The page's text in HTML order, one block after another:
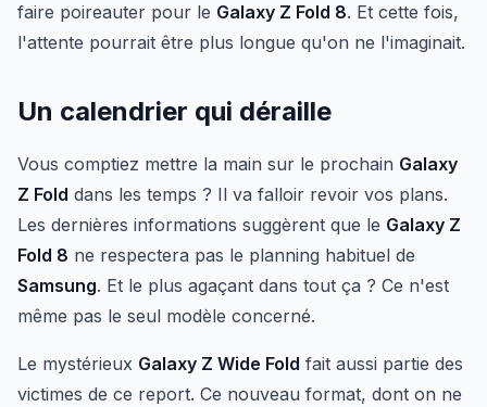
faire poireauter pour le Galaxy Z Fold 8. Et cette fois,
l'attente pourrait être plus longue qu'on ne l'imaginait.
Un calendrier qui déraille
Vous comptiez mettre la main sur le prochain Galaxy
Z Fold dans les temps ? Il va falloir revoir vos plans.
Les dernières informations suggèrent que le Galaxy Z
Fold 8 ne respectera pas le planning habituel de
Samsung. Et le plus agaçant dans tout ça ? Ce n'est
même pas le seul modèle concerné.
Le mystérieux Galaxy Z Wide Fold fait aussi partie des
victimes de ce report. Ce nouveau format, dont on ne